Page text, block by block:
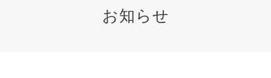
お知らせ